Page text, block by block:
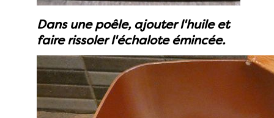
Dans une poêle, ajouter l'huile et
faire rissoler l'échalote émincée.